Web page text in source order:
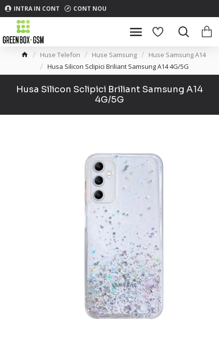
INTRA IN CONT CONT NOU
Huse Telefon Huse Samsung
Huse Samsung A14
Husa Silicon Sclipici Briliant Samsung A14 4G/5G
Husa Silicon Sclipici Briliant Samsung A14
4G/5G